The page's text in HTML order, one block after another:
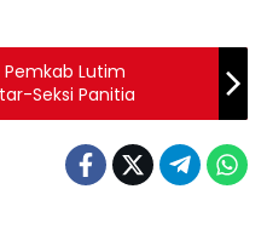
Pemkab Lutim
Seksi Panitia